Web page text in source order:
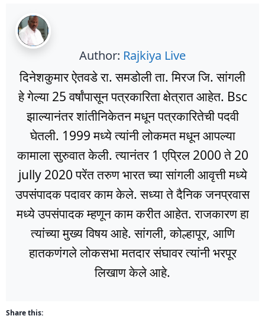
Author: Rajkiya Live
दिनेशकुमार ऐतवडे रा. समडोली ता. मिरज जि. सांगली
हे गेल्या 25 वर्षांपासून पत्रकारिता क्षेत्रात आहेत. Bsc
झाल्यानंतर शांतीनिकेतन मधून पत्रकारितेची पदवी
घेतली. 1999 मध्ये त्यांनी लोकमत मधून आपल्या
कामाला सुरुवात केली. त्यानंतर 1 एप्रिल 2000 ते 20
jully 2020 परेंत तरुण भारत च्या सांगली आवृत्ती मध्ये
उपसंपादक पदावर काम केले. सध्या ते दैनिक जनप्रवास
मध्ये उपसंपादक म्हणून काम करीत आहेत. राजकारण हा
त्यांच्या मुख्य विषय आहे. सांगली, कोल्हापूर, आणि
हातकणंगले लोकसभा मतदार संघावर त्यांनी भरपूर
लिखाण केले आहे.
Share this: